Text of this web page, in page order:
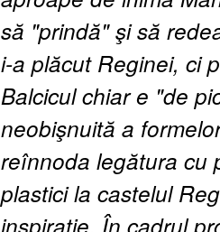
să "prindă" şi să
i-a plăcut Reginei, ci
Balcicul chiar e "de
neobişnuită a
reînnoda legătura cu
plastici la castelul